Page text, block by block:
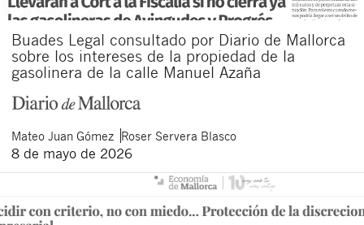
Buades Legal consultado por Diario de Mallorca
sobre los intereses de la propiedad de la
gasolinera de la calle Manuel Azaña
Mateo Juan Gómez Roser Servera Blasco
8 de mayo de 2026